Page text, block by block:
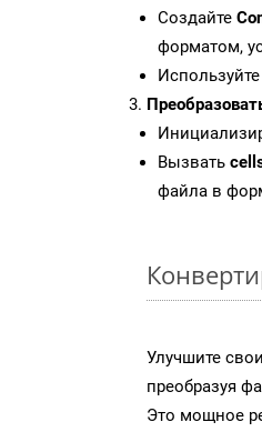
Создайте
форматом,
Вызвать
файла в
Улучшите
преобразуя
Это мощное